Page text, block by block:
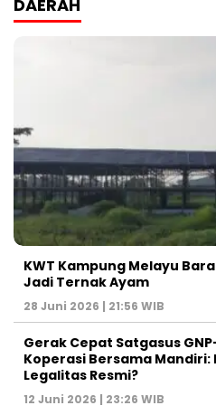
DAERAH
KWT Kampung Melayu
Jadi Ternak Ayam
28 Juni 2026 | 21:56 WIB
Gerak Cepat Satgasus
Koperasi Bersama
Legalitas Resmi?
12 Juni 2026 | 23:26 WIB